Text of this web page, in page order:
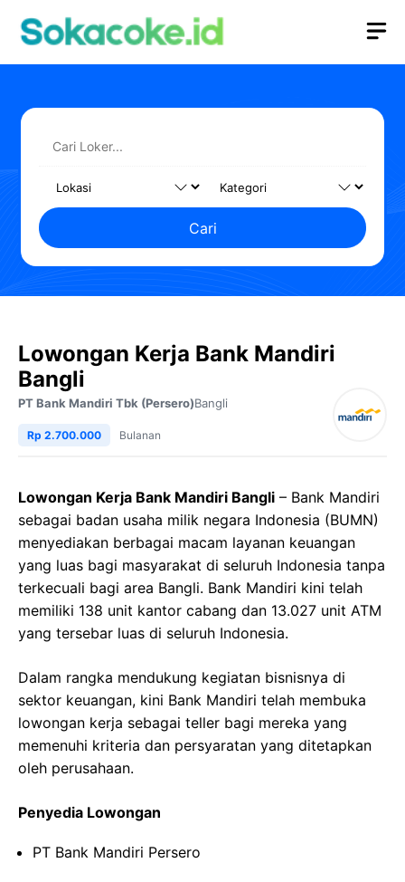
Cari
Lowongan Kerja Bank Mandiri
Bangli
PT Bank Mandiri Tbk (Persero)Bangli
Rp 2.700.000 Bulanan
Lowongan Kerja Bank Mandiri Bangli – Bank Mandiri
sebagai badan usaha milik negara Indonesia (BUMN)
menyediakan berbagai macam layanan keuangan
yang luas bagi masyarakat di seluruh Indonesia tanpa
terkecuali bagi area Bangli. Bank Mandiri kini telah
memiliki 138 unit kantor cabang dan 13.027 unit ATM
yang tersebar luas di seluruh Indonesia.
Dalam rangka mendukung kegiatan bisnisnya di
sektor keuangan, kini Bank Mandiri telah membuka
lowongan kerja sebagai teller bagi mereka yang
memenuhi kriteria dan persyaratan yang ditetapkan
oleh perusahaan.
Penyedia Lowongan
PT Bank Mandiri Persero